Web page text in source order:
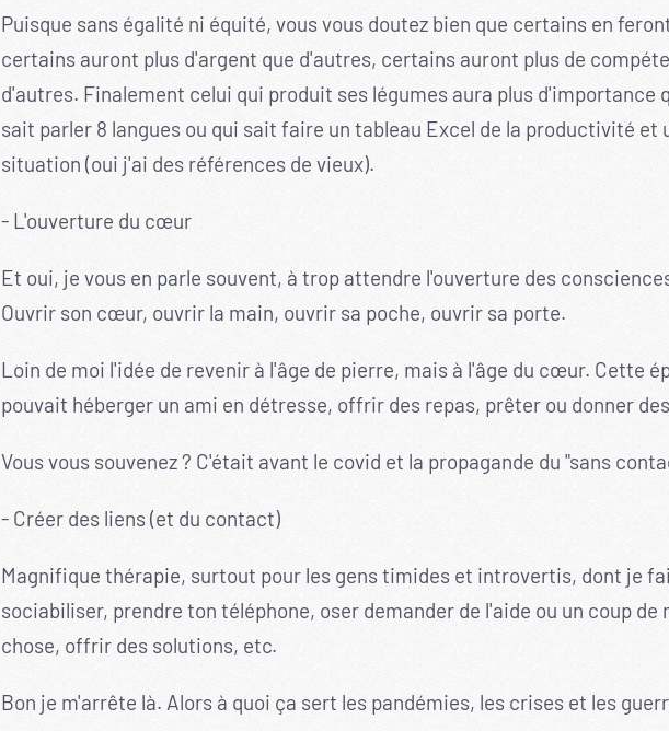
Puisque sans égalité ni équité, vous vous doutez bien que certains en
certains auront plus d'argent que d'autres, certains auront plus de
d'autres. Finalement celui qui produit ses légumes aura plus d'importance
sait parler 8 langues ou qui sait faire un tableau Excel de la productivité et
situation (oui j'ai des références de vieux).
- L'ouverture du cœur
Et oui, je vous en parle souvent, à trop attendre l'ouverture des
Ouvrir son cœur, ouvrir la main, ouvrir sa poche, ouvrir sa porte.
Loin de moi l'idée de revenir à l'âge de pierre, mais à l'âge du cœur. Cette
pouvait héberger un ami en détresse, offrir des repas, prêter ou donner
Vous vous souvenez ? C'était avant le covid et la propagande du "sans
- Créer des liens (et du contact)
Magnifique thérapie, surtout pour les gens timides et introvertis, dont je
sociabiliser, prendre ton téléphone, oser demander de l'aide ou un coup de
chose, offrir des solutions, etc.
Bon je m'arrête là. Alors à quoi ça sert les pandémies, les crises et les